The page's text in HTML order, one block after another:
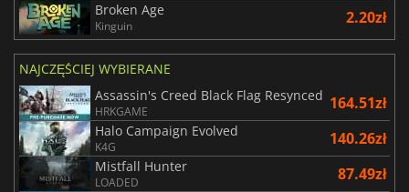
Broken Age
Kinguin 2.20zł
NAJCZĘŚCIEJ WYBIERANE
Assassin's Creed Black Flag Resynced
HRKGAME 164.51zł
Halo Campaign Evolved
K4G 140.26zł
Mistfall Hunter
LOADED 87.49zł